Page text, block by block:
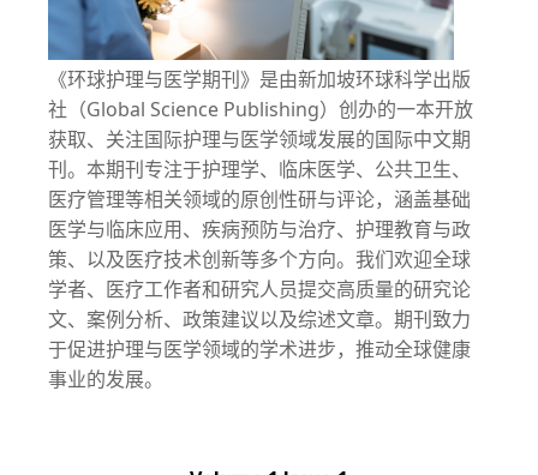
《环球护理与医学期刊》是由新加坡环球科学出版
社（Global Science Publishing）创办的一本开放
获取、关注国际护理与医学领域发展的国际中文期
刊。本期刊专注于护理学、临床医学、公共卫生、
医疗管理等相关领域的原创性研与评论，涵盖基础
医学与临床应用、疾病预防与治疗、护理教育与政
策、以及医疗技术创新等多个方向。我们欢迎全球
学者、医疗工作者和研究人员提交高质量的研究论
文、案例分析、政策建议以及综述文章。期刊致力
于促进护理与医学领域的学术进步，推动全球健康
事业的发展。